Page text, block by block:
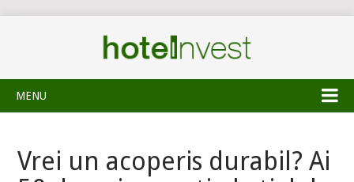
MENU
Vrei un acoperis durabil? Ai